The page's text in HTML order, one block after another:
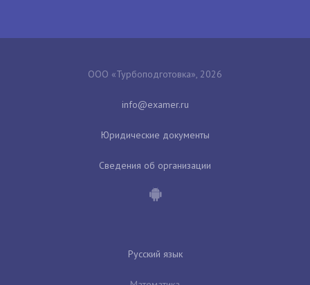
ООО «Турбоподготовка», 2026
Юридические документы
Сведения об организации
Русский язык